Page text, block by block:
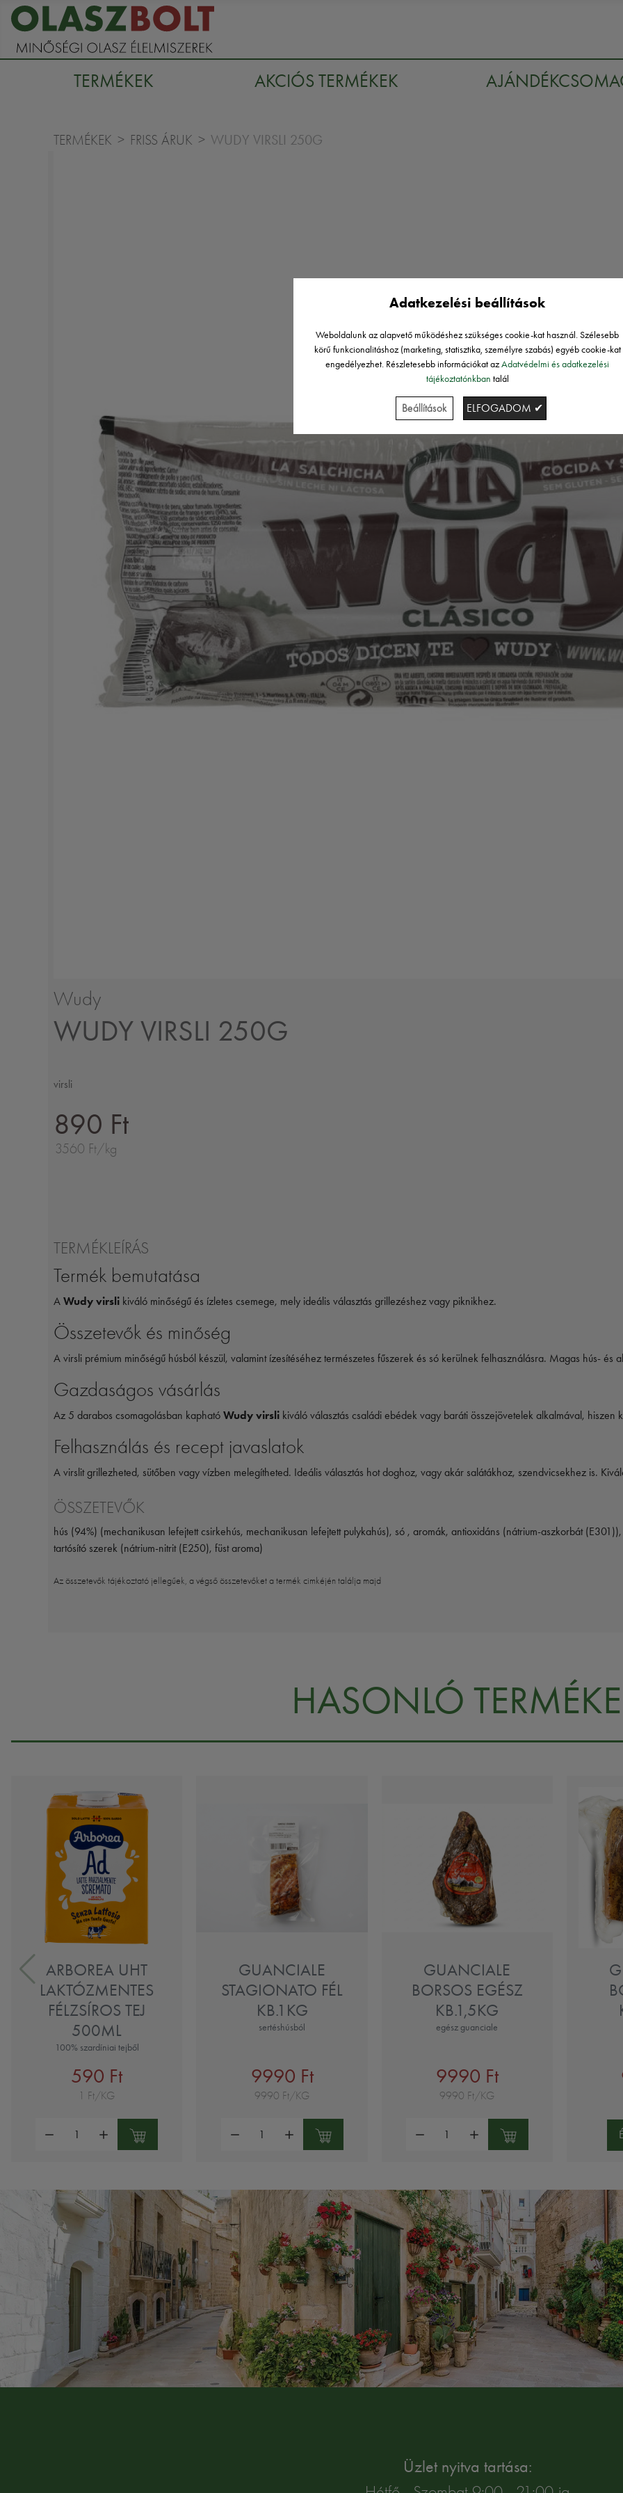
TERMÉKEK AKCIÓS TERMÉKEK
TERMÉKEK FRISS ÁRUK WUDY VIRSLI 250G
Wudy
WUDY VIRSLI 250G
virsli
890 Ft
3560 Ft/kg
TERMÉKLEÍRÁS
Termék bemutatása
A Wudy virsli kiváló minőségű és ízletes csemege, mely ideális választás grillezéshez vagy piknikhez.
Összetevők és minőség
A virsli prémium minőségű húsból készül, valamint ízesítéséhez természetes fűszerek és só kerülnek felhasználásra. Magas hús- és
Gazdaságos vásárlás
Az 5 darabos csomagolásban kapható Wudy virsli kiváló választás családi ebédek vagy baráti összejövetelek alkalmával, hiszen
Felhasználás és recept javaslatok
A virslit grillezheted, sütőben vagy vízben melegítheted. Ideális választás hot doghoz, vagy akár salátákhoz, szendvicsekhez is.
ÖSSZETEVŐK
hús (94%) (mechanikusan lefejtett csirkehús, mechanikusan lefejtett pulykahús), só , aromák, antioxidáns (nátrium-aszkorbát
tartósító szerek (nátrium-nitrit (E250), füst aroma)
Az összetevők tájékoztató jellegűek, a végső összetevőket a termék cimkéjén találja majd
HASONLÓ
ARBOREA UHT
LAKTÓZMENTES
FÉLZSÍROS TEJ
500ML
100% szardíniai tejből
590 Ft
1 Ft/KG
GUANCIALE
STAGIONATO FÉL
KB.1KG
sertéshúsból
9990 Ft
9990 Ft/KG
GUANCIALE
BORSOS EGÉSZ
KB.1,5KG
egész guanciale
9990 Ft
9990 Ft/KG
Üzlet nyitva tartása:
Adatkezelési beállítások
Weboldalunk az alapvető működéshez szükséges cookie-kat használ. Szélesebb
körű funkcionalitáshoz (marketing, statisztika, személyre szabás) egyéb cookie-kat
engedélyezhet. Részletesebb információkat azAdatvédelmi és adatkezelési
tájékoztatónkban talál
Beállítások ELFOGADOM ✔